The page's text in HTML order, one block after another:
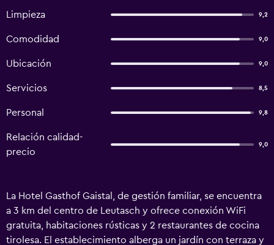
Limpieza 9,2
Comodidad 9,0
Ubicación 9,0
Servicios 8,5
Personal 9,8
Relación calidad-
precio
9,0
La Hotel Gasthof Gaistal, de gestión familiar, se encuentra
a 3 km del centro de Leutasch y ofrece conexión WiFi
gratuita, habitaciones rústicas y 2 restaurantes de cocina
tirolesa. El establecimiento alberga un jardín con terraza y